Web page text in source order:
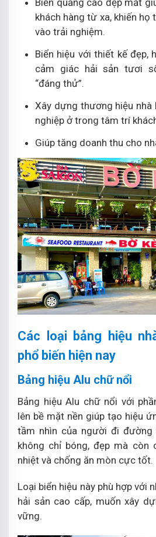
khách hàng từ xa, khiến
vào trải nghiệm.
Biển hiệu với thiết kế đẹp,
cảm giác hải sản tươi
“đáng thử”.
Xây dựng thương hiệu nhà
nghiệp ở trong tâm trí
Giúp tăng doanh thu cho
Các loại bảng hiệu
phổ biến hiện nay
Bảng hiệu Alu chữ nổi
Bảng hiệu Alu chữ nổi với
lên bề mặt nền giúp tạo hiệu
tầm nhìn của người đi đường
không chỉ bóng, đẹp mà còn
nhiệt và chống ăn mòn cực tốt.
Loại biển hiệu này phù hợp với
hải sản cao cấp, muốn xây
vững.